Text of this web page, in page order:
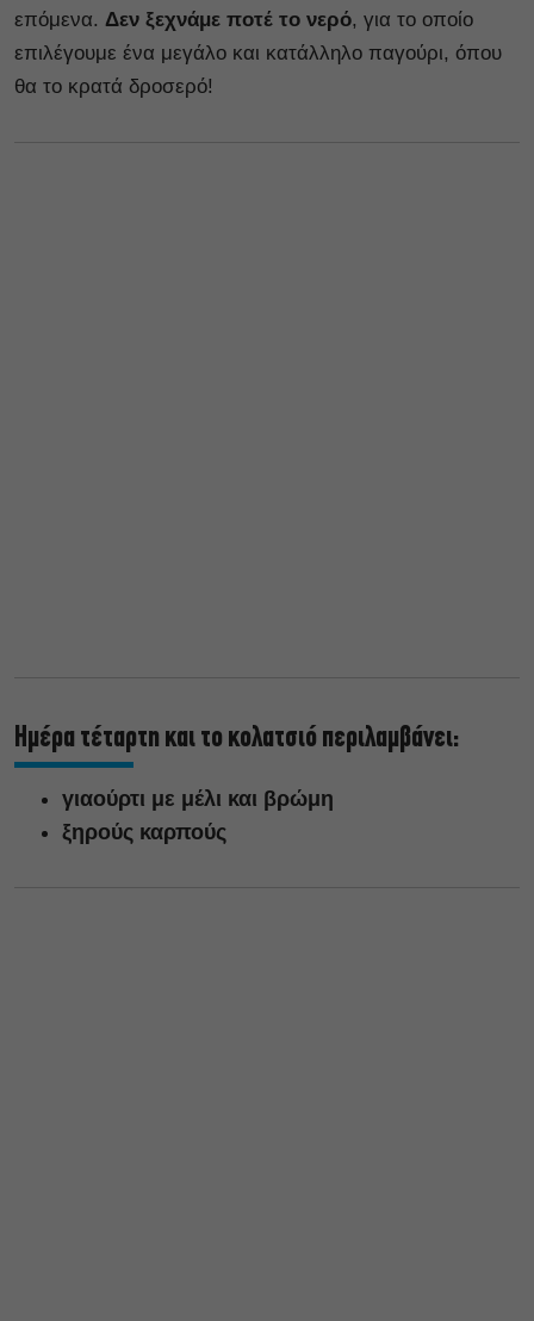
επόμενα. Δεν ξεχνάμε ποτέ το νερό, για το οποίο
επιλέγουμε ένα μεγάλο και κατάλληλο παγούρι, όπου
θα το κρατά δροσερό!
Ημέρα τέταρτη και το κολατσιό περιλαμβάνει:
γιαούρτι με μέλι και βρώμη
ξηρούς καρπούς